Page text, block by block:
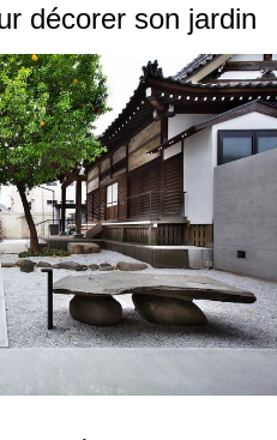
décorer son jardin